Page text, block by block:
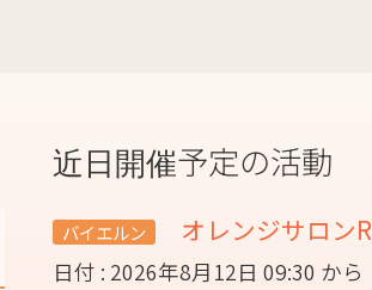
近日開催予定の活動
バイエルン オレンジサロンR
日付 : 2026年8月12日 09:30 から